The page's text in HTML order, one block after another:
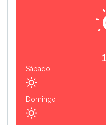
Sábado
Domingo